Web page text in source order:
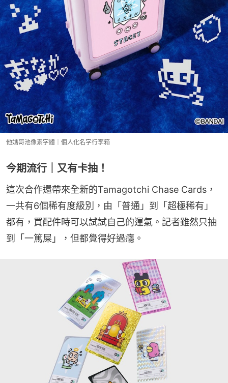
他媽哥池像素字體｜個人化名字行李箱
今期流行｜又有卡抽！
這次合作還帶來全新的Tamagotchi Chase Cards，
一共有6個稀有度級別，由「普通」到「超極稀有」
都有，買配件時可以試試自己的運氣。記者雖然只抽
到「一篤屎」，但都覺得好過癮。